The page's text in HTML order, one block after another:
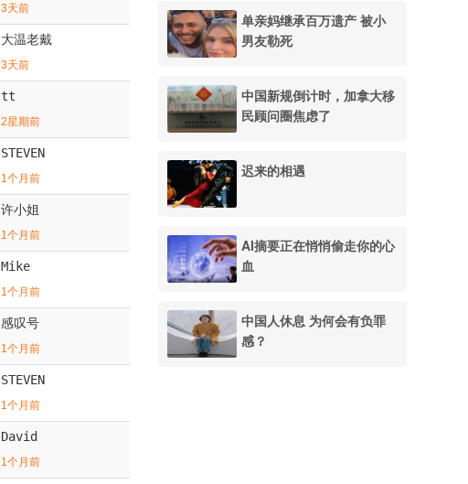
3天前
大温老戴
3天前
tt
2星期前
STEVEN
1个月前
许小姐
1个月前
Mike
1个月前
感叹号
1个月前
STEVEN
1个月前
David
1个月前
单亲妈继承百万遗产 被小
男友勒死
中国新规倒计时，加拿大移
民顾问圈焦虑了
迟来的相遇
AI摘要正在悄悄偷走你的心
血
中国人休息 为何会有负罪
感？